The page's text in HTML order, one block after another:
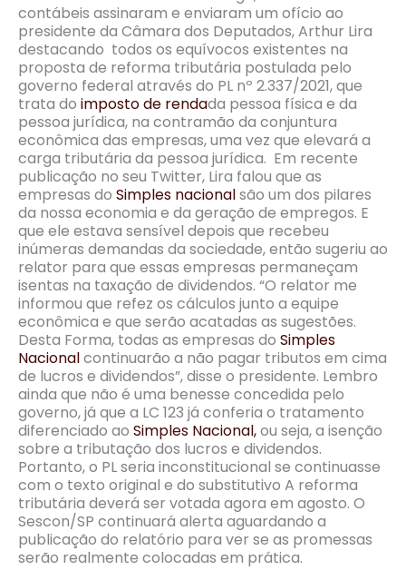
contábeis assinaram e enviaram um ofício ao
presidente da Câmara dos Deputados, Arthur Lira
destacando todos os equívocos existentes na
proposta de reforma tributária postulada pelo
governo federal através do PL nº 2.337/2021, que
trata do imposto de rendada pessoa física e da
pessoa jurídica, na contramão da conjuntura
econômica das empresas, uma vez que elevará a
carga tributária da pessoa jurídica. Em recente
publicação no seu Twitter, Lira falou que as
empresas do Simples nacionalsão um dos pilares
da nossa economia e da geração de empregos. E
que ele estava sensível depois que recebeu
inúmeras demandas da sociedade, então sugeriu ao
relator para que essas empresas permaneçam
isentas na taxação de dividendos. “O relator me
informou que refez os cálculos junto a equipe
econômica e que serão acatadas as sugestões.
Desta Forma, todas as empresas do Simples
Nacionalcontinuarão a não pagar tributos em cima
de lucros e dividendos”, disse o presidente. Lembro
ainda que não é uma benesse concedida pelo
governo, já que a LC 123 já conferia o tratamento
diferenciado ao Simples Nacional,ou seja, a isenção
sobre a tributação dos lucros e dividendos.
Portanto, o PL seria inconstitucional se continuasse
com o texto original e do substitutivo A reforma
tributária deverá ser votada agora em agosto. O
Sescon/SP continuará alerta aguardando a
publicação do relatório para ver se as promessas
serão realmente colocadas em prática.